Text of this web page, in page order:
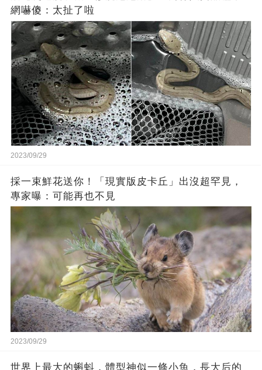
網嚇傻：太扯了啦
2023/09/29
採一束鮮花送你！「現實版皮卡丘」出沒超罕見，
專家曝：可能再也不見
2023/09/29
世界上最大的蝌蚪，體型神似一條小魚，長大后的